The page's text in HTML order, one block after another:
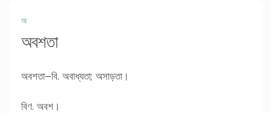
অ
অবশতা
অবশতা–বি. অবাধ্যতা; অসাড়তা।
বিণ. অবশ।